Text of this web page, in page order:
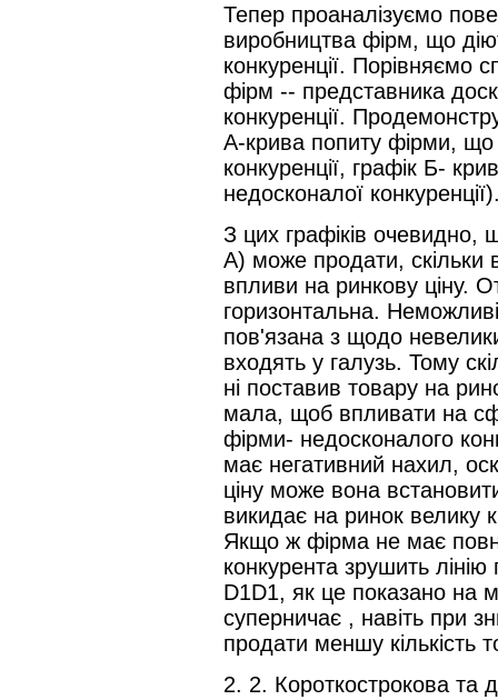
Тепер проаналізуємо
виробництва фірм, що
конкуренції. Порівняємо
фірм -- представника
конкуренції.
А-крива попиту фірми, що
конкуренції, графік Б-
недосконалої
З цих графіків очевидно,
А) може продати, скільки
впливи на ринкову ціну.
горизонтальна.
пов'язана з щодо
входять у галузь. Тому
ні поставив товару на
мала, щоб впливати на
фірми- недосконалого
має негативний нахил,
ціну може вона
викидає на ринок велику
Якщо ж фірма не має
конкурента зрушить
D1D1, як це показано
суперничає , навіть при
продати меншу кількість
2. 2. Короткострокова та